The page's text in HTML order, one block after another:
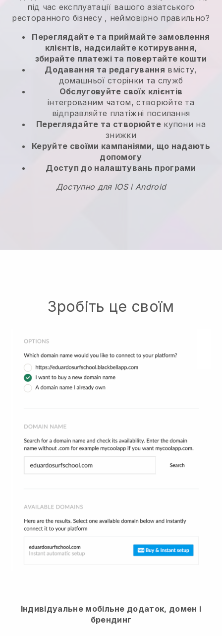
під час експлуатації вашого азіатського
ресторанного бізнесу, неймовірно правильно?
Переглядайте та приймайте замовлення
клієнтів, надсилайте котирування,
збирайте платежі та повертайте кошти
Додавання та редагування вмісту,
домашньої сторінки та служб
Обслуговуйте своїх клієнтів
інтегрованим чатом, створюйте та
відправляйте платіжні посилання
Переглядайте та створюйтекупони на
знижки
Керуйте своїми кампаніями, що надають
допомогу
Доступ до налаштувань програми
Доступно для IOS і Android
Зробіть це своїм
Індивідуальне мобільне додаток, домен і
брендинг